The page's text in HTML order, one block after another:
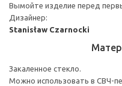
Вымойте изделие перед
Дизайнер:
Stanisław Czarnocki
Закаленное стекло.
Можно использовать в СВЧ-